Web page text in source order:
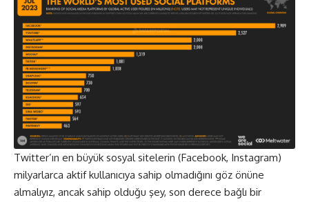
Twitter’ın en büyük sosyal sitelerin (Facebook, Instagram)
milyarlarca aktif kullanıcıya sahip olmadığını göz önüne
almalıyız, ancak sahip olduğu şey, son derece bağlı bir